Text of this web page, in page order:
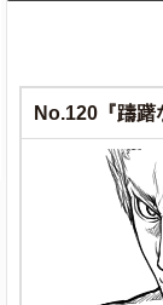
No.120『躊躇